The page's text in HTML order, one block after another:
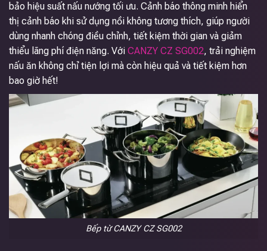
bảo hiệu suất nấu nướng tối ưu. Cảnh báo thông minh hiển
thị cảnh báo khi sử dụng nồi không tương thích, giúp người
dùng nhanh chóng điều chỉnh, tiết kiệm thời gian và giảm
thiểu lãng phí điện năng. Với CANZY CZ SG002, trải nghiệm
nấu ăn không chỉ tiện lợi mà còn hiệu quả và tiết kiệm hơn
bao giờ hết!
Bếp từ CANZY CZ SG002